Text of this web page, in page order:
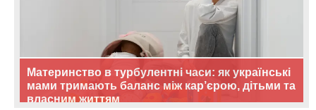
Материнство в турбулентні часи: як українські
мами тримають баланс між кар’єрою, дітьми та
власним життям